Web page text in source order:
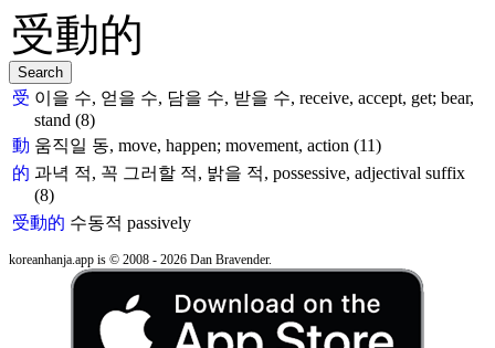
受 이을 수, 얻을 수, 담을 수, 받을 수, receive, accept, get; bear,
stand (8)
動 움직일 동, move, happen; movement, action (11)
的 과녁 적, 꼭 그러할 적, 밝을 적, possessive, adjectival suffix
(8)
受動的 수동적 passively
koreanhanja.app is © 2008 - 2026 Dan Bravender.